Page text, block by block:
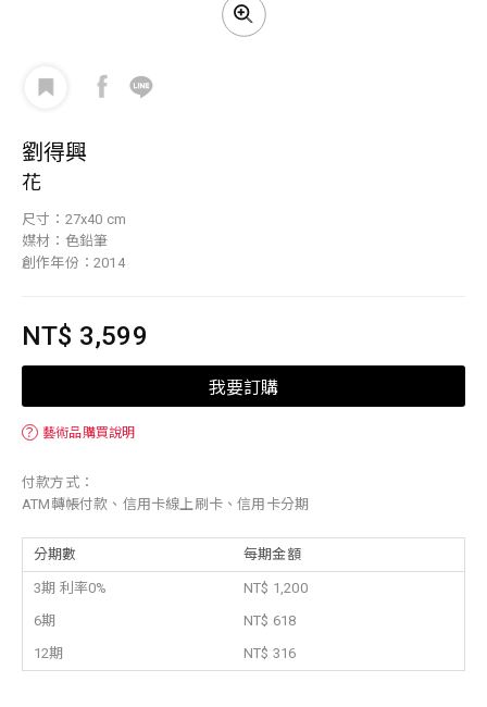
劉得興
花
尺寸：27x40 cm
媒材：色鉛筆
創作年份：2014
NT$ 3,599
我要訂購
？ 藝術品購買說明
付款方式：
ATM轉帳付款、信用卡線上刷卡、信用卡分期
分期數 每期金額
3期 利率0%
NT$ 1,200
6期
NT$ 618
12期
NT$ 316